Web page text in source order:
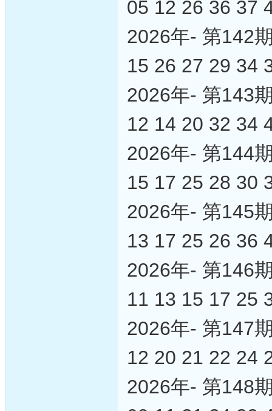
05 12 26 36 37
2026年- 第142
15 26 27 29 34
2026年- 第143
12 14 20 32 34
2026年- 第144
15 17 25 28 30
2026年- 第145
13 17 25 26 36
2026年- 第146
11 13 15 17 25
2026年- 第147
12 20 21 22 24
2026年- 第148